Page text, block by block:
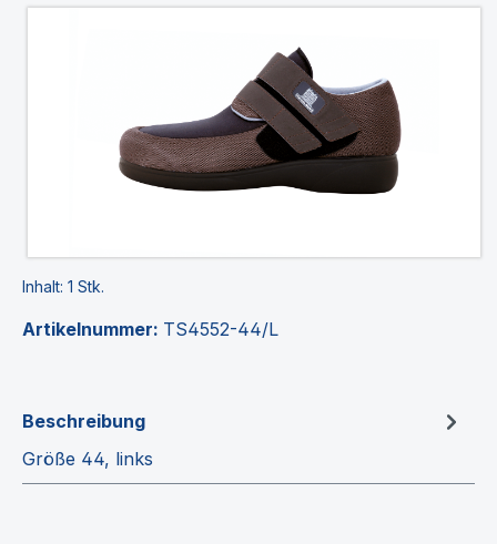
Inhalt: 1 Stk.
Artikelnummer: TS4552-44/L
Beschreibung
Größe 44, links